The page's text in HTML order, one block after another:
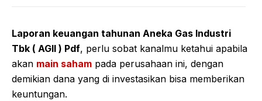
Laporan keuangan tahunan Aneka Gas Industri
Tbk ( AGII ) Pdf, perlu sobat kanalmu ketahui apabila
akan main saham pada perusahaan ini, dengan
demikian dana yang di investasikan bisa memberikan
keuntungan.